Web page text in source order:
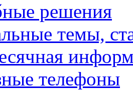
решения
темы,
телефоны